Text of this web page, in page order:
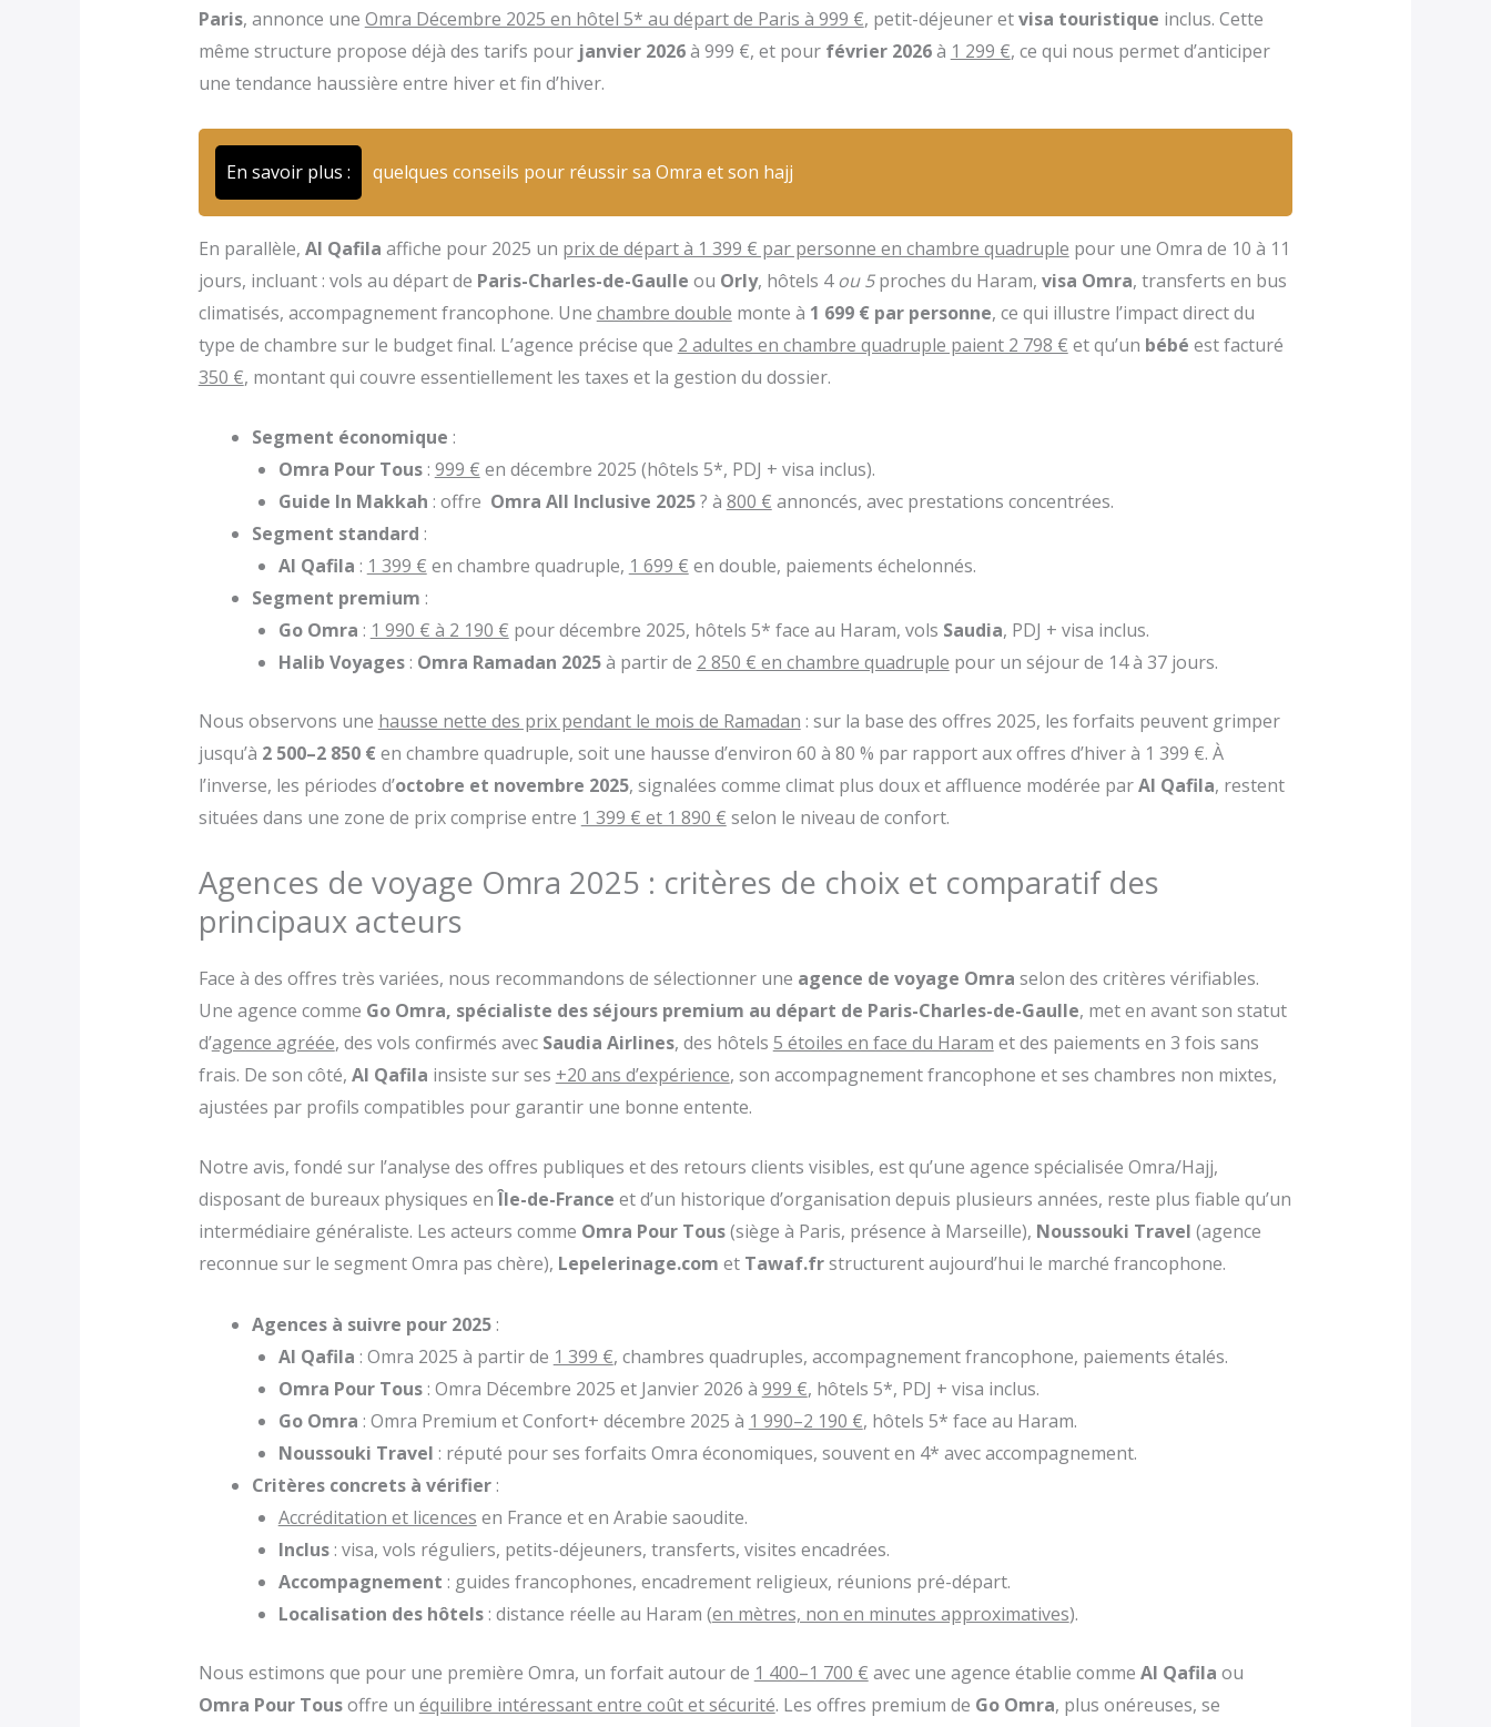
Paris, annonce une Omra Décembre 2025 en hôtel 5* au départ de Paris à 999 €, petit-déjeuner etvisa touristique inclus. Cette
même structure propose déjà des tarifs pour janvier 2026à 999 €, et pour février 2026à 1 299 €, ce qui nous permet d’anticiper
une tendance haussière entre hiver et fin d’hiver.
En savoir plus : quelques conseils pour réussir sa Omra et son hajj
En parallèle, Al Qafila affiche pour 2025 un prix de départ à 1 399 € par personne en chambre quadruple pour une Omra de 10 à 11
jours, incluant : vols au départ de Paris-Charles-de-Gaulle ou Orly, hôtels 4ou 5proches du Haram, visa Omra, transferts en bus
climatisés, accompagnement francophone. Une chambre double monte à 1 699 € par personne, ce qui illustre l’impact direct du
type de chambre sur le budget final. L’agence précise que 2 adultes en chambre quadruple paient 2 798 € et qu’un bébé est facturé
350 €, montant qui couvre essentiellement les taxes et la gestion du dossier.
Segment économique :
Omra Pour Tous: 999 € en décembre 2025 (hôtels 5*, PDJ + visa inclus).
Guide In Makkah : offre Omra All Inclusive 2025? à 800 € annoncés, avec prestations concentrées.
Segment standard :
Al Qafila : 1 399 € en chambre quadruple, 1 699 € en double, paiements échelonnés.
Segment premium :
Go Omra : 1 990 € à 2 190 € pour décembre 2025, hôtels 5* face au Haram, vols Saudia, PDJ + visa inclus.
Halib Voyages: Omra Ramadan 2025à partir de 2 850 € en chambre quadruple pour un séjour de 14 à 37 jours.
Nous observons une hausse nette des prix pendant le mois de Ramadan : sur la base des offres 2025, les forfaits peuvent grimper
jusqu’à 2 500–2 850 € en chambre quadruple, soit une hausse d’environ 60 à 80 % par rapport aux offres d’hiver à 1 399 €. À
l’inverse, les périodes d’octobre et novembre 2025, signalées comme climat plus doux et affluence modérée parAl Qafila, restent
situées dans une zone de prix comprise entre 1 399 € et 1 890 € selon le niveau de confort.
Agences de voyage Omra 2025 : critères de choix et comparatif des
principaux acteurs
Face à des offres très variées, nous recommandons de sélectionner une agence de voyage Omra selon des critères vérifiables.
Une agence comme Go Omra, spécialiste des séjours premium au départ de Paris-Charles-de-Gaulle, met en avant son statut
d’agence agréée, des vols confirmés avec Saudia Airlines, des hôtels 5 étoiles en face du Haram et des paiements en 3 fois sans
frais. De son côté, Al Qafila insiste sur ses +20 ans d’expérience, son accompagnement francophone et ses chambres non mixtes,
ajustées par profils compatibles pour garantir une bonne entente.
Notre avis, fondé sur l’analyse des offres publiques et des retours clients visibles, est qu’une agence spécialisée Omra/Hajj,
disposant de bureaux physiques enÎle-de-France et d’un historique d’organisation depuis plusieurs années, reste plus fiable qu’un
intermédiaire généraliste. Les acteurs comme Omra Pour Tous(siège à Paris, présence à Marseille), Noussouki Travel (agence
reconnue sur le segment Omra pas chère), Lepelerinage.com et Tawaf.frstructurent aujourd’hui le marché francophone.
Agences à suivre pour 2025:
Al Qafila : Omra 2025 à partir de 1 399 €, chambres quadruples, accompagnement francophone, paiements étalés.
Omra Pour Tous: Omra Décembre 2025 et Janvier 2026 à 999 €, hôtels 5*, PDJ + visa inclus.
Go Omra : Omra Premium et Confort+ décembre 2025 à 1 990–2 190 €, hôtels 5* face au Haram.
Noussouki Travel : réputé pour ses forfaits Omra économiques, souvent en 4* avec accompagnement.
Critères concrets à vérifier:
Accréditation et licences en France et en Arabie saoudite.
Inclus: visa, vols réguliers, petits-déjeuners, transferts, visites encadrées.
Accompagnement : guides francophones, encadrement religieux, réunions pré-départ.
Localisation des hôtels: distance réelle au Haram (en mètres, non en minutes approximatives).
Nous estimons que pour une première Omra, un forfait autour de 1 400–1 700 € avec une agence établie comme Al Qafila ou
Omra Pour Tousoffre un équilibre intéressant entre coût et sécurité. Les offres premium de Go Omra, plus onéreuses, se